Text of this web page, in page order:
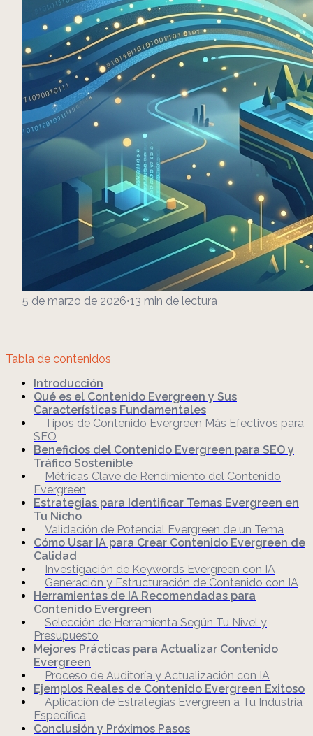
5 de marzo de 2026•13 min de lectura
Tabla de contenidos
Introducción
Qué es el Contenido Evergreen y Sus
Características Fundamentales
Tipos de Contenido Evergreen Más Efectivos para
SEO
Beneficios del Contenido Evergreen para SEO y
Tráfico Sostenible
Métricas Clave de Rendimiento del Contenido
Evergreen
Estrategias para Identificar Temas Evergreen en
Tu Nicho
Validación de Potencial Evergreen de un Tema
Cómo Usar IA para Crear Contenido Evergreen de
Calidad
Investigación de Keywords Evergreen con IA
Generación y Estructuración de Contenido con IA
Herramientas de IA Recomendadas para
Contenido Evergreen
Selección de Herramienta Según Tu Nivel y
Presupuesto
Mejores Prácticas para Actualizar Contenido
Evergreen
Proceso de Auditoría y Actualización con IA
Ejemplos Reales de Contenido Evergreen Exitoso
Aplicación de Estrategias Evergreen a Tu Industria
Específica
Conclusión y Próximos Pasos